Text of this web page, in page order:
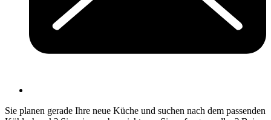
Sie planen gerade Ihre neue Küche und suchen nach dem passenden